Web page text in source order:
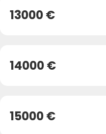
13000 €
14000 €
15000 €